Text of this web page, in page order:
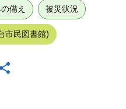
備え 被災状況
市民図書館)